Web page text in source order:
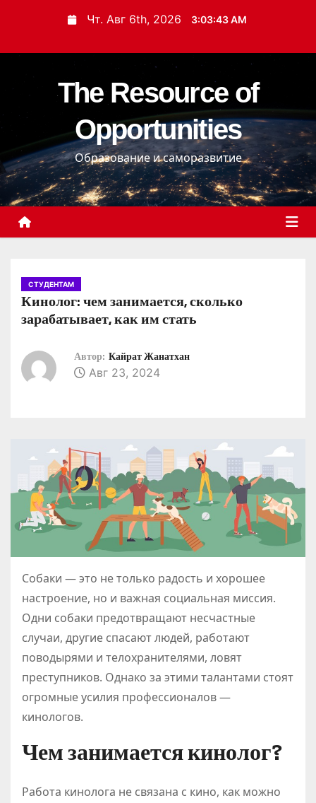
и
с
о
д
Чт. Авг 6th, 2026 3:03:44 AM
The Resource of
Opportunities
Образование и саморазвитие
СТУДЕНТАМ
Кинолог: чем занимается, сколько
зарабатывает, как им стать
Автор: Кайрат Жанатхан
Авг 23, 2024
Собаки — это не только радость и хорошее
настроение, но и важная социальная миссия.
Одни собаки предотвращают несчастные
случаи, другие спасают людей, работают
поводырями и телохранителями, ловят
преступников. Однако за этими талантами стоят
огромные усилия профессионалов —
кинологов.
Чем занимается кинолог?
Работа кинолога не связана с кино, как можно